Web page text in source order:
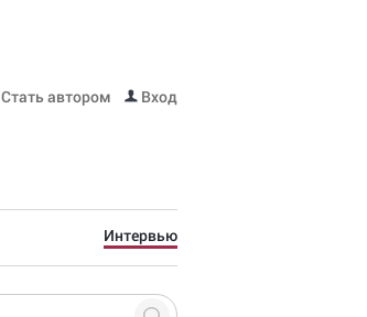
Стать автором Вход
Интервью